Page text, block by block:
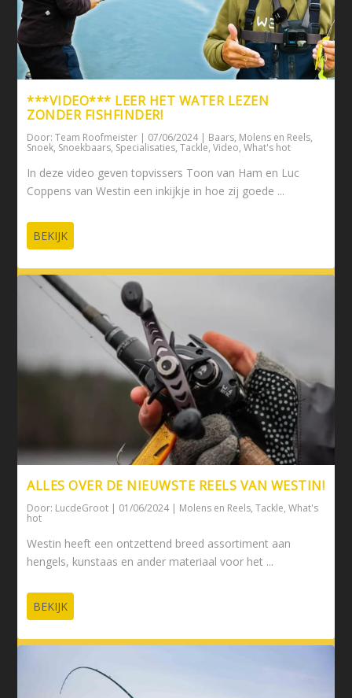
***VIDEO*** LEER HET WATER LEZEN
ZONDER FISHFINDER!
Door:Team Roofmeister | 07/06/2024 | Baars, Molens en Reels,
Snoek, Snoekbaars, Specialisaties,Tackle,Video,What's hot
In deze video geven topvissers Toon van Ham en Luc
Coppens van Westin een inkijkje in hoe zij goede ...
BEKIJK
ALLES OVER DE NIEUWSTE REELS VAN WESTIN!
Door: LucdeGroot | 01/06/2024 | Molens en Reels,Tackle,What's
hot
Westin heeft een ontzettend breed assortiment aan
hengels, kunstaas en ander materiaal voor het ...
BEKIJK